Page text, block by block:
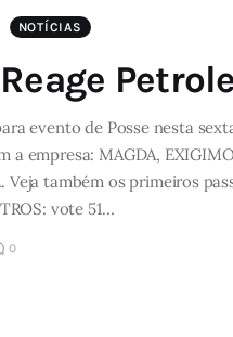
NOTÍCIAS
evento de Posse nesta
empresa: MAGDA,
Veja também os primeiros
vote 51…
0